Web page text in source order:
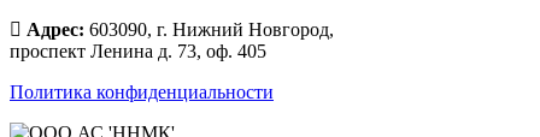
Адрес: 603090, г. Нижний Новгород,
проспект Ленина д. 73, оф. 405
Политика конфиденциальности